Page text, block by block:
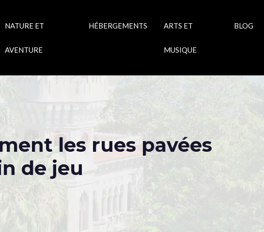
NATURE ET
AVENTURE
HÉBERGEMENTS ARTS ET
MUSIQUE
BLOG
les rues pavées
de jeu